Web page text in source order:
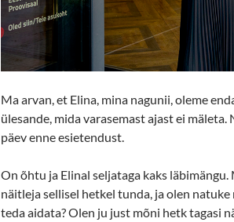
Ma arvan, et Elina, mina nagunii, oleme
ülesande, mida varasemast ajast ei
päev enne esietendust.
On õhtu ja Elinal seljataga kaks
näitleja sellisel hetkel tunda, ja olen
teda aidata? Olen ju just mõni hetk tagasi